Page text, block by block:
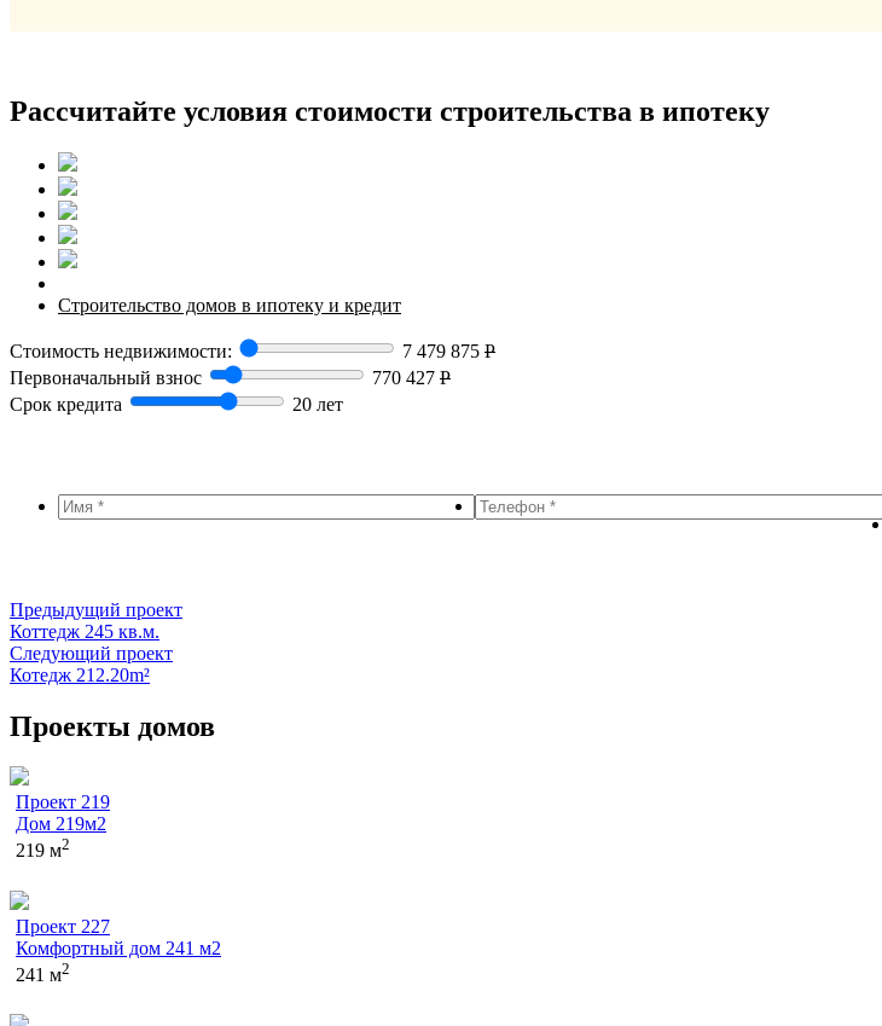
Рассчитайте условия стоимости строительства в ипотеку
Строительство домов в ипотеку и кредит
Стоимость недвижимости: 7 479 875 Р
Первоначальный взнос
770 427 Р
Срок кредита
20 лет
Предыдущий проект
Коттедж 245 кв.м.
Следующий проект
Котедж 212.20m²
Проекты домов
Проект 219
Дом 219м2
219 м2
Проект 227
Комфортный дом 241 м2
241 м2